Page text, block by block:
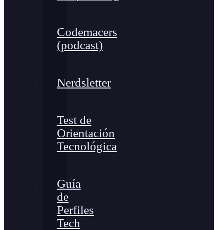
Codemacers
(podcast)
Nerdsletter
Test de
Orientación
Tecnológica
Guía
de
Perfiles
Tech